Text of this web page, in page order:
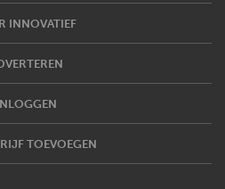
INNOVATIEF
TOEVOEGEN